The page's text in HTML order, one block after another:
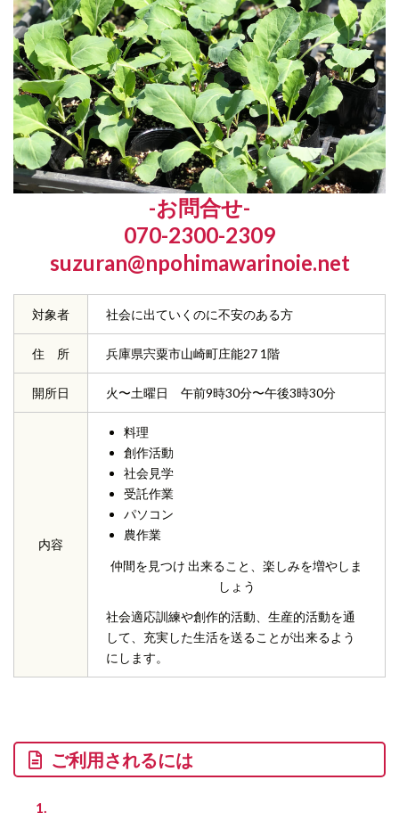
-お問合せ-
070-2300-2309
suzuran@npohimawarinoie.net
対象者 社会に出ていくのに不安のある方
住 所 兵庫県宍粟市山崎町庄能27 1階
開所日 火〜土曜日 午前9時30分〜午後3時30分
内容
料理
創作活動
社会見学
受託作業
パソコン
農作業
仲間を見つけ 出来ること、楽しみを増やしま
しょう
社会適応訓練や創作的活動、生産的活動を通
して、充実した生活を送ることが出来るよう
にします。
ご利用されるには